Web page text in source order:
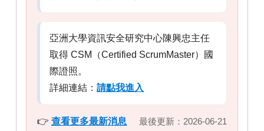
亞洲大學資訊安全研究中心陳興忠主任
取得 CSM（Certified ScrumMaster）國
際證照。
詳細連結： 請點我進入
👉 查看更多最新消息 最後更新：2026-06-21